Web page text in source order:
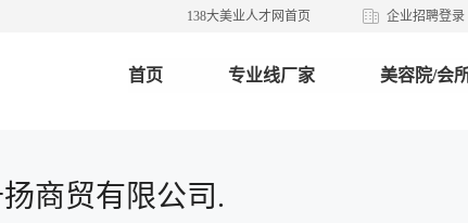
138大美业人才网首页 企业招聘登录
首页 专业线厂家 美容院/会
商贸有限公司.